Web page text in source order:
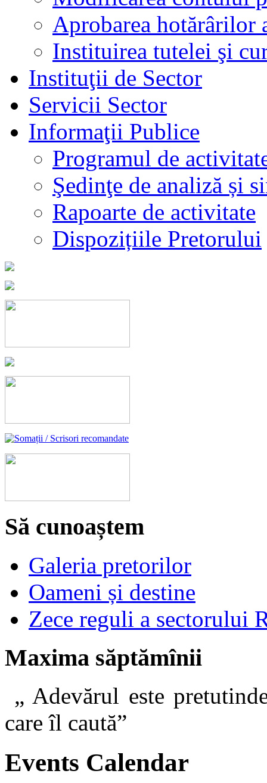
Aprobarea hotărârilor
Instituirea tutelei şi
Instituţii de Sector
Servicii Sector
Informaţii Publice
Programul de
Şedinţe de analiză și
Rapoarte de activitate
Dispozițiile Pretorului
Să cunoaștem
Galeria pretorilor
Oameni și destine
Zece reguli a sectorului
Maxima săptămînii
„ Adevărul este
care îl
Events Calendar